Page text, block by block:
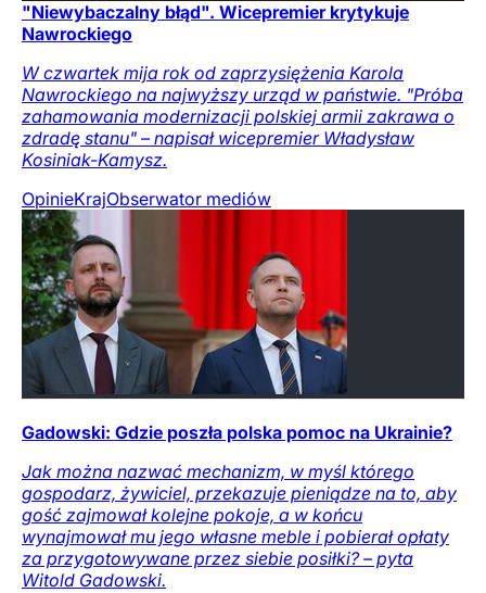
"Niewybaczalny błąd". Wicepremier krytykuje
Nawrockiego
W czwartek mija rok od zaprzysiężenia Karola
Nawrockiego na najwyższy urząd w państwie. "Próba
zahamowania modernizacji polskiej armii zakrawa o
zdradę stanu" – napisał wicepremier Władysław
Kosiniak-Kamysz.
OpinieKrajObserwator mediów
Gadowski: Gdzie poszła polska pomoc na Ukrainie?
Jak można nazwać mechanizm, w myśl którego
gospodarz, żywiciel, przekazuje pieniądze na to, aby
gość zajmował kolejne pokoje, a w końcu
wynajmował mu jego własne meble i pobierał opłaty
za przygotowywane przez siebie posiłki? – pyta
Witold Gadowski.